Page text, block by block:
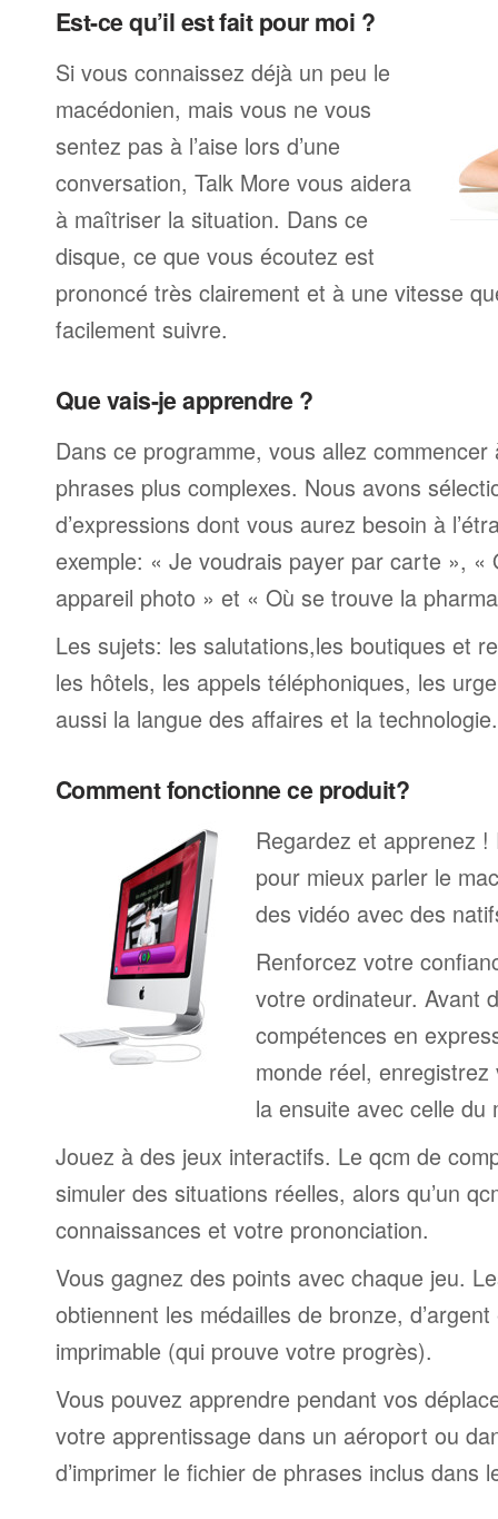
Est-ce qu’il est fait pour moi ?
Si vous connaissez déjà un peu le
macédonien, mais vous ne vous
sentez pas à l’aise lors d’une
conversation, Talk More vous aidera
à maîtriser la situation. Dans ce
disque, ce que vous écoutez est
prononcé très clairement et à une vitesse
facilement suivre.
Que vais-je apprendre ?
Dans ce programme, vous allez
phrases plus complexes. Nous avons
d’expressions dont vous aurez besoin à
exemple: « Je voudrais payer par carte », «
appareil photo » et « Où se trouve la
Les sujets: les salutations,les boutiques et
les hôtels, les appels téléphoniques, les
aussi la langue des affaires et la technologie.
Comment fonctionne ce produit?
Regardez et apprenez
pour mieux parler le
des vidéo avec des
Renforcez votre
votre ordinateur. Avant
compétences en
monde réel,
la ensuite avec celle du
Jouez à des jeux interactifs. Le qcm de
simuler des situations réelles, alors qu’un
connaissances et votre prononciation.
Vous gagnez des points avec chaque jeu.
obtiennent les médailles de bronze, d’argent
imprimable (qui prouve votre progrès).
Vous pouvez apprendre pendant vos
votre apprentissage dans un aéroport ou
d’imprimer le fichier de phrases inclus dans